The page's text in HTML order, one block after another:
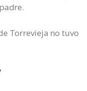
Torrevieja no tuvo